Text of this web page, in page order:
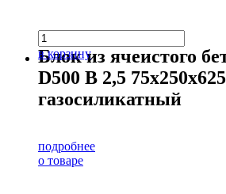
в корзину
Блок из ячеистого
D500 В 2,5
газосиликатный
подробнее
о товаре